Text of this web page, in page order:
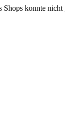
konnte